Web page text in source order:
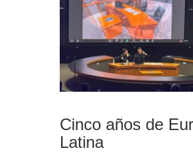
Cinco años de
Latina